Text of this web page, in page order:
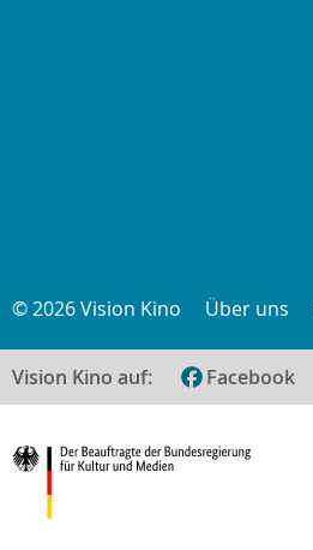
© 2026 Vision Kino Über uns
Vision Kino auf: Facebook